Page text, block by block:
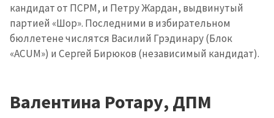
кандидат от ПСРМ, и Петру Жардан, выдвинутый
партией «Шор». Последними в избирательном
бюллетене числятся Василий Грэдинару (Блок
«ACUM») и Сергей Бирюков (независимый кандидат).
Валентина Ротару, ДПМ